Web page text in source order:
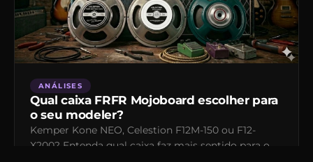
ANÁLISES
Qual caixa FRFR Mojoboard escolher para
o seu modeler?
Kemper Kone NEO, Celestion F12M-150 ou F12-
X200? Entenda qual caixa faz mais sentido para o